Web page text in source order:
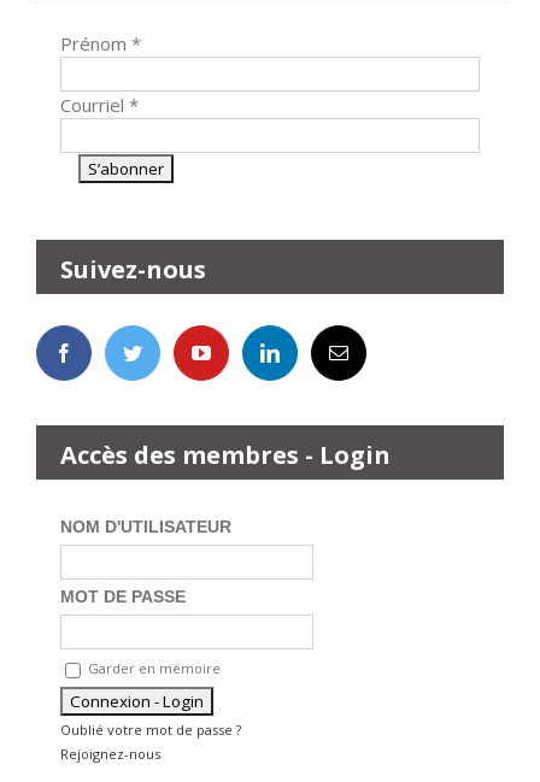
Prénom *
Courriel *
Suivez-nous
Accès des membres - Login
NOM D'UTILISATEUR
MOT DE PASSE
Garder en mémoire
Oublié votre mot de passe ?
Rejoignez-nous